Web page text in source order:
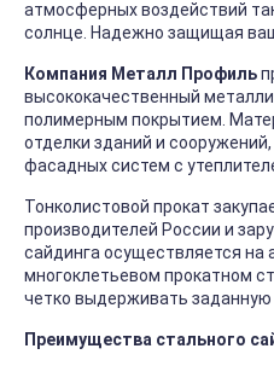
атмосферных воздействий
солнце. Надежно защищая
Компания Металл Профиль
высококачественный
полимерным покрытием.
отделки зданий и
фасадных систем с
Тонколистовой прокат
производителей России и
сайдинга осуществляется на
многоклетьевом прокатном
четко выдерживать
Преимущества стального